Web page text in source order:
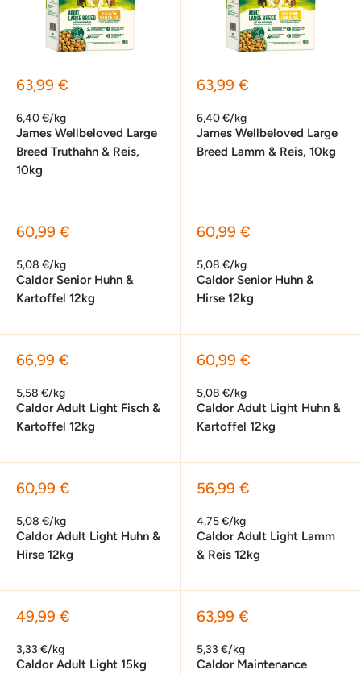
Sonderpreis
63,99 €
6,40 €/kg
James Wellbeloved Large
Breed Truthahn & Reis,
10kg
Sonderpreis
63,99 €
6,40 €/kg
James Wellbeloved Large
Breed Lamm & Reis, 10kg
Sonderpreis
60,99 €
5,08 €/kg
Caldor Senior Huhn &
Kartoffel 12kg
Sonderpreis
60,99 €
5,08 €/kg
Caldor Senior Huhn &
Hirse 12kg
Sonderpreis
66,99 €
5,58 €/kg
Caldor Adult Light Fisch &
Kartoffel 12kg
Sonderpreis
60,99 €
5,08 €/kg
Caldor Adult Light Huhn &
Kartoffel 12kg
Sonderpreis
60,99 €
5,08 €/kg
Caldor Adult Light Huhn &
Hirse 12kg
Sonderpreis
56,99 €
4,75 €/kg
Caldor Adult Light Lamm
& Reis 12kg
Sonderpreis
49,99 €
3,33 €/kg
Caldor Adult Light 15kg
Sonderpreis
63,99 €
5,33 €/kg
Caldor Maintenance